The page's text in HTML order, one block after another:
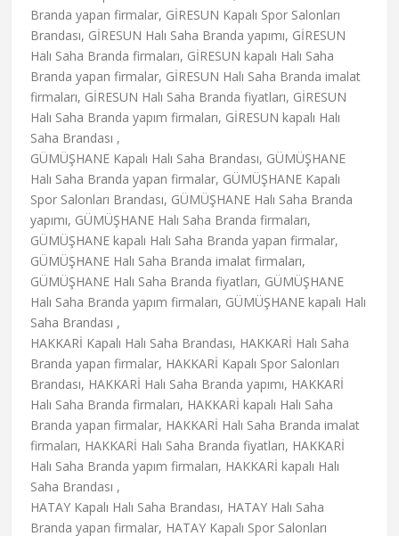
Branda yapan firmalar, GİRESUN Kapalı Spor Salonları
Brandası, GİRESUN Halı Saha Branda yapımı, GİRESUN
Halı Saha Branda firmaları, GİRESUN kapalı Halı Saha
Branda yapan firmalar, GİRESUN Halı Saha Branda imalat
firmaları, GİRESUN Halı Saha Branda fiyatları, GİRESUN
Halı Saha Branda yapım firmaları, GİRESUN kapalı Halı
Saha Brandası ,
GÜMÜŞHANE Kapalı Halı Saha Brandası, GÜMÜŞHANE
Halı Saha Branda yapan firmalar, GÜMÜŞHANE Kapalı
Spor Salonları Brandası, GÜMÜŞHANE Halı Saha Branda
yapımı, GÜMÜŞHANE Halı Saha Branda firmaları,
GÜMÜŞHANE kapalı Halı Saha Branda yapan firmalar,
GÜMÜŞHANE Halı Saha Branda imalat firmaları,
GÜMÜŞHANE Halı Saha Branda fiyatları, GÜMÜŞHANE
Halı Saha Branda yapım firmaları, GÜMÜŞHANE kapalı Halı
Saha Brandası ,
HAKKARİ Kapalı Halı Saha Brandası, HAKKARİ Halı Saha
Branda yapan firmalar, HAKKARİ Kapalı Spor Salonları
Brandası, HAKKARİ Halı Saha Branda yapımı, HAKKARİ
Halı Saha Branda firmaları, HAKKARİ kapalı Halı Saha
Branda yapan firmalar, HAKKARİ Halı Saha Branda imalat
firmaları, HAKKARİ Halı Saha Branda fiyatları, HAKKARİ
Halı Saha Branda yapım firmaları, HAKKARİ kapalı Halı
Saha Brandası ,
HATAY Kapalı Halı Saha Brandası, HATAY Halı Saha
Branda yapan firmalar, HATAY Kapalı Spor Salonları